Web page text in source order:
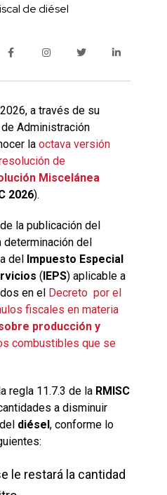
de diésel
a través de su
Administración
laoctava versión
de
Miscelánea
2026).
la publicación del
determinación del
del Impuesto Especial
(IEPS) aplicable a
en elDecreto por el
fiscales en materia
producción y
combustibles que se
regla 11.7.3 de la RMISC
a disminuir
diésel, conforme lo
le restará la cantidad